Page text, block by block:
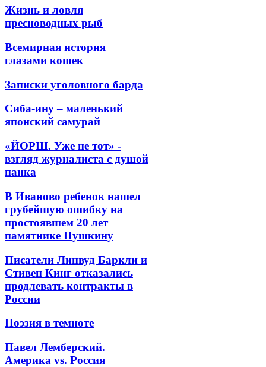
Жизнь и ловля
пресноводных рыб
Всемирная история
глазами кошек
Записки уголовного барда
Сиба-ину – маленький
японский самурай
«ЙОРШ. Уже не тот» -
взгляд журналиста с душой
панка
В Иваново ребенок нашел
грубейшую ошибку на
простоявшем 20 лет
памятнике Пушкину
Писатели Линвуд Баркли и
Стивен Кинг отказались
продлевать контракты в
России
Поэзия в темноте
Павел Лемберский.
Америка vs. Россия